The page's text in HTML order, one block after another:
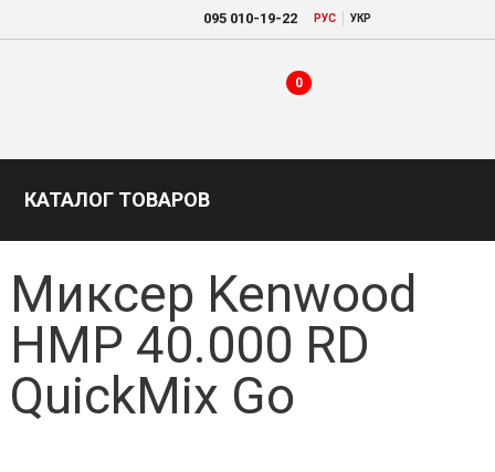
095 010-19-22 РУC | УКР
0
КАТАЛОГ ТОВАРОВ
Миксер Kenwood
HMP 40.000 RD
QuickMix Go